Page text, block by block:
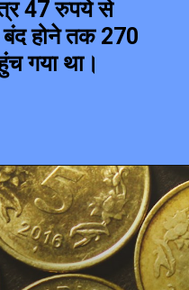
47 रुपये से
बंद होने तक 270
गया था।